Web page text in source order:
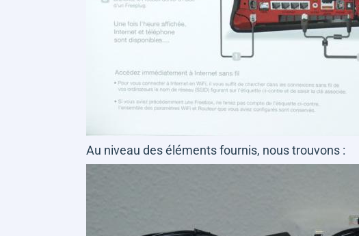
Au niveau des éléments fournis, nous trouvons :